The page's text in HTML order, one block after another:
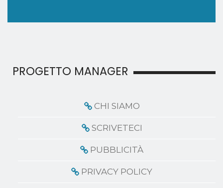
PROGETTO MANAGER
CHI SIAMO
SCRIVETECI
PUBBLICITÀ
PRIVACY POLICY